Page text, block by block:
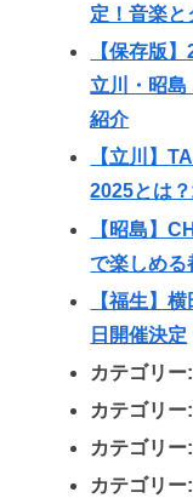
定！音楽と
【保存版
立川・昭島
紹介
【立川】
2025とは
【昭島】
で楽しめる
【福生】
日開催決定
カテゴリ
カテゴリー:
カテゴリ
カテゴリー: